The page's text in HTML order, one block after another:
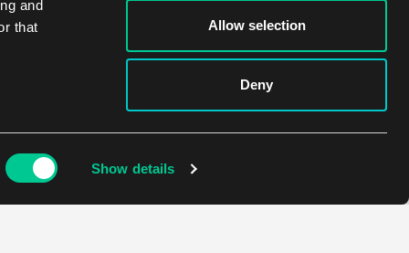
and
that
Show details
Allow selection
Deny